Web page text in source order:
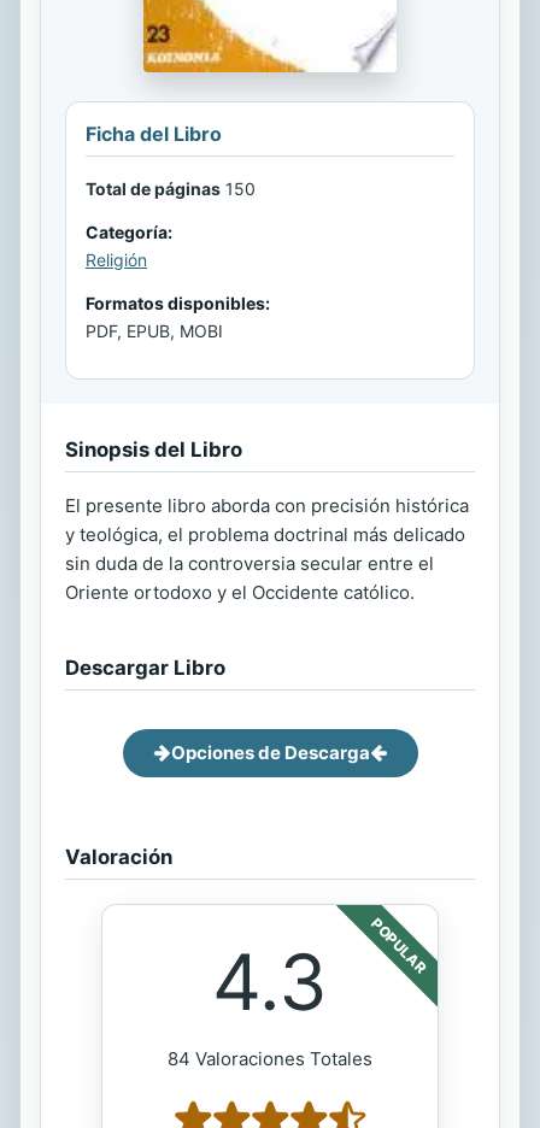
Ficha del Libro
Total de páginas 150
Categoría:
Religión
Formatos disponibles:
PDF, EPUB, MOBI
Sinopsis del Libro
El presente libro aborda con precisión histórica
y teológica, el problema doctrinal más delicado
sin duda de la controversia secular entre el
Oriente ortodoxo y el Occidente católico.
Descargar Libro
Opciones de Descarga
Valoración
POPULAR
4.3
84 Valoraciones Totales